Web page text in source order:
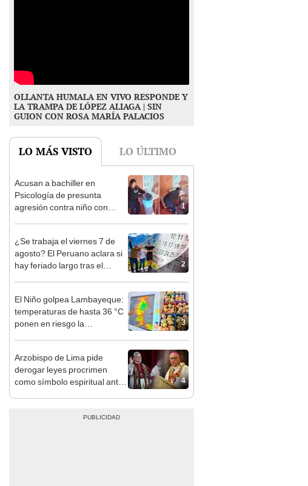
OLLANTA HUMALA EN VIVO RESPONDE Y
LA TRAMPA DE LÓPEZ ALIAGA | SIN
GUION CON ROSA MARÍA PALACIOS
LO MÁS VISTO LO ÚLTIMO
1
Acusan a bachiller en
Psicología de presunta
agresión contra niño con
2
¿Se trabaja el viernes 7 de
agosto? El Peruano aclara si
hay feriado largo tras el
3
El Niño golpea Lambayeque:
temperaturas de hasta 36 °C
ponen en riesgo la
4
Arzobispo de Lima pide
derogar leyes procrimen
como símbolo espiritual ante